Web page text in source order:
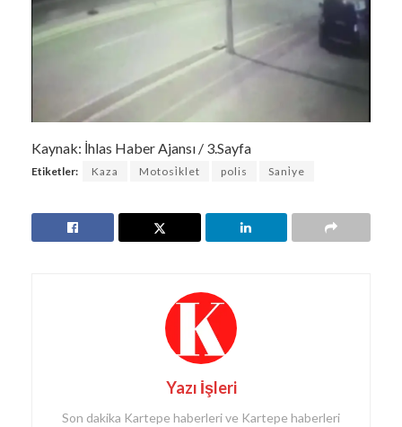
Kaynak: İhlas Haber Ajansı / 3.Sayfa
Etiketler: Kaza Motosi̇klet polis Sani̇ye
Yazı İşleri
Son dakika Kartepe haberleri ve Kartepe haberleri